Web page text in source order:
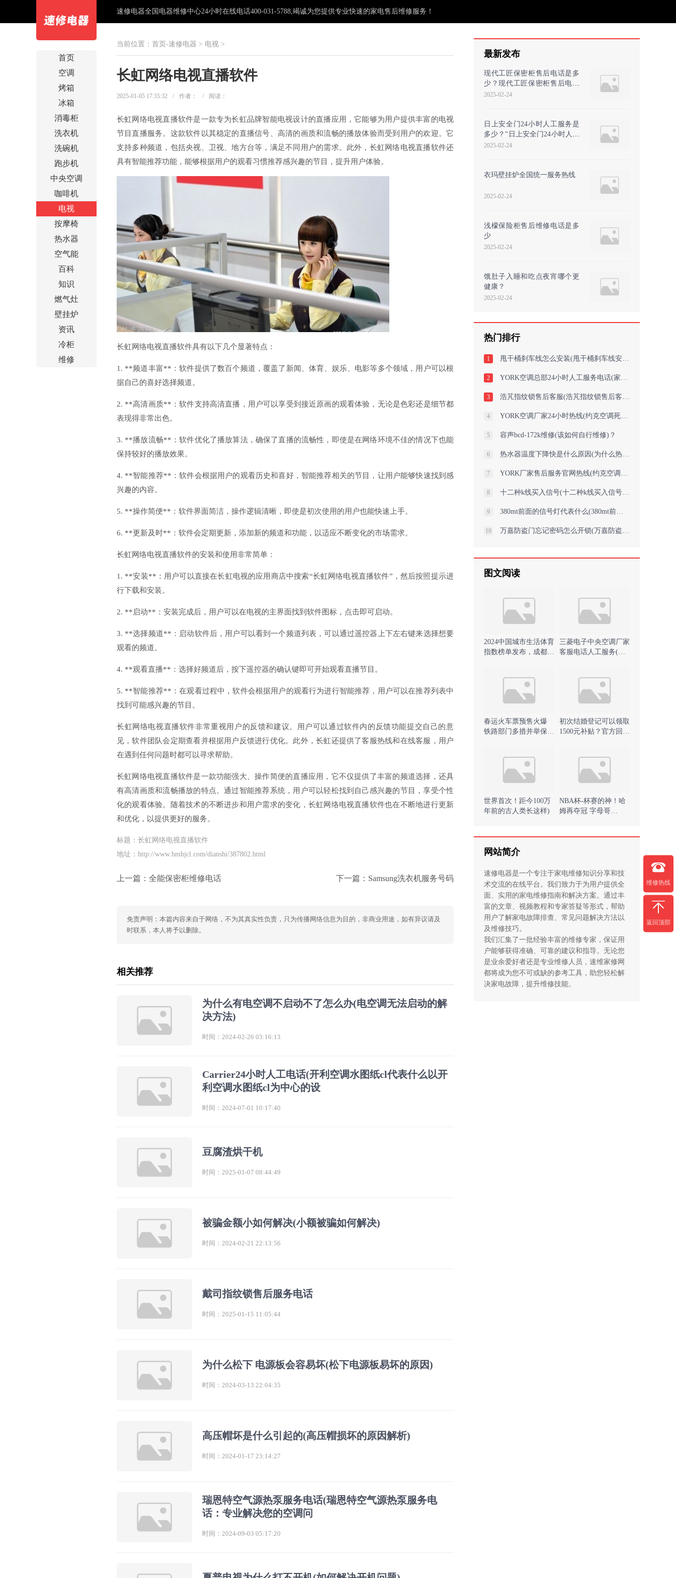
速修电器全国电器维修中心24小时在线电话400-031-5788,竭诚为您提供专业快速的家电售后维修服务！
首页
空调
烤箱
冰箱
消毒柜
洗衣机
洗碗机
跑步机
中央空调
咖啡机
电视
按摩椅
热水器
空气能
百科
知识
燃气灶
壁挂炉
资讯
冷柜
维修
当前位置： 首页-速修电器 > 电视 >
长虹网络电视直播软件
2025-01-05 17:35:32 / 作者： / 阅读：
长虹网络电视直播软件是一款专为长虹品牌智能电视设计的直播应用，它能够为用户提供丰富的电视
节目直播服务。这款软件以其稳定的直播信号、高清的画质和流畅的播放体验而受到用户的欢迎。它
支持多种频道，包括央视、卫视、地方台等，满足不同用户的需求。此外，长虹网络电视直播软件还
具有智能推荐功能，能够根据用户的观看习惯推荐感兴趣的节目，提升用户体验。
长虹网络电视直播软件具有以下几个显著特点：
1. **频道丰富**：软件提供了数百个频道，覆盖了新闻、体育、娱乐、电影等多个领域，用户可以根
据自己的喜好选择频道。
2. **高清画质**：软件支持高清直播，用户可以享受到接近原画的观看体验，无论是色彩还是细节都
表现得非常出色。
3. **播放流畅**：软件优化了播放算法，确保了直播的流畅性，即使是在网络环境不佳的情况下也能
保持较好的播放效果。
4. **智能推荐**：软件会根据用户的观看历史和喜好，智能推荐相关的节目，让用户能够快速找到感
兴趣的内容。
5. **操作简便**：软件界面简洁，操作逻辑清晰，即使是初次使用的用户也能快速上手。
6. **更新及时**：软件会定期更新，添加新的频道和功能，以适应不断变化的市场需求。
长虹网络电视直播软件的安装和使用非常简单：
1. **安装**：用户可以直接在长虹电视的应用商店中搜索“长虹网络电视直播软件”，然后按照提示进
行下载和安装。
2. **启动**：安装完成后，用户可以在电视的主界面找到软件图标，点击即可启动。
3. **选择频道**：启动软件后，用户可以看到一个频道列表，可以通过遥控器上下左右键来选择想要
观看的频道。
4. **观看直播**：选择好频道后，按下遥控器的确认键即可开始观看直播节目。
5. **智能推荐**：在观看过程中，软件会根据用户的观看行为进行智能推荐，用户可以在推荐列表中
找到可能感兴趣的节目。
长虹网络电视直播软件非常重视用户的反馈和建议。用户可以通过软件内的反馈功能提交自己的意
见，软件团队会定期查看并根据用户反馈进行优化。此外，长虹还提供了客服热线和在线客服，用户
在遇到任何问题时都可以寻求帮助。
长虹网络电视直播软件是一款功能强大、操作简便的直播应用，它不仅提供了丰富的频道选择，还具
有高清画质和流畅播放的特点。通过智能推荐系统，用户可以轻松找到自己感兴趣的节目，享受个性
化的观看体验。随着技术的不断进步和用户需求的变化，长虹网络电视直播软件也在不断地进行更新
和优化，以提供更好的服务。
标题：长虹网络电视直播软件
地址：http://www.hmhjcl.com/dianshi/387802.html
上一篇： 全能保密柜维修电话 下一篇： Samsung洗衣机服务号码
免责声明：本篇内容来自于网络，不为其真实性负责，只为传播网络信息为目的，非商业用途，如有异议请及
时联系，本人将予以删除。
相关推荐
为什么有电空调不启动不了怎么办(电空调无法启动的解
决方法)
时间：2024-02-26 03:16:13
Carrier24小时人工电话(开利空调水图纸cl代表什么以开
利空调水图纸cl为中心的设
时间：2024-07-01 10:17:40
豆腐渣烘干机
时间：2025-01-07 08:44:49
被骗金额小如何解决(小额被骗如何解决)
时间：2024-02-21 22:13:56
戴司指纹锁售后服务电话
时间：2025-01-15 11:05:44
为什么松下 电源板会容易坏(松下电源板易坏的原因)
时间：2024-03-13 22:04:35
高压帽坏是什么引起的(高压帽损坏的原因解析)
时间：2024-01-17 23:14:27
瑞恩特空气源热泵服务电话(瑞恩特空气源热泵服务电
话：专业解决您的空调问
时间：2024-09-03 05:17:20
最新发布
现代工匠保密柜售后电话是多
少？现代工匠保密柜售后电话
是多少？
2025-02-24
日上安全门24小时人工服务是
多少？“日上安全门24小时人工
服务费用如何计算
2025-02-24
衣玛壁挂炉全国统一服务热线
2025-02-24
浅檬保险柜售后维修电话是多
少
2025-02-24
饿肚子入睡和吃点夜宵哪个更
健康？
2025-02-24
热门排行
1 甩干桶刹车线怎么安装(甩干桶刹车线安装攻略)
2 YORK空调总部24小时人工服务电话(家用约克空调哪个品牌质量好又省电耐用如何
3 浩芃指纹锁售后客服(浩芃指纹锁售后客服：解决您的问题)
4 YORK空调厂家24小时热线(约克空调死机是什么原因约克空调死机：原因揭秘)
5 容声bcd-172k维修(该如何自行维修)？
6 热水器温度下降快是什么原因(为什么热水器温度下降快？)
7 YORK厂家售后服务官网热线(约克空调开机不制冷只送风可能的原因和解决方法
8 十二种k线买入信号(十二种k线买入信号解析)
9 380mt前面的信号灯代表什么(380mt前的信号灯：揭秘路况信息)
10 万嘉防盗门忘记密码怎么开锁(万嘉防盗门密码遗失故障排除指南)
图文阅读
2024中国城市生活体育
指数榜单发布，成都蝉
三菱电子中央空调厂家
客服电话人工服务(精
春运火车票预售火爆
铁路部门多措并举保障
初次结婚登记可以领取
1500元补贴？官方回
世界首次！距今100万
年前的古人类长这样)
NBA杯-杯赛的神！哈
姆再夺冠 字母哥
网站简介
速修电器是一个专注于家电维修知识分享和技
术交流的在线平台。我们致力于为用户提供全
面、实用的家电维修指南和解决方案。通过丰
富的文章、视频教程和专家答疑等形式，帮助
用户了解家电故障排查、常见问题解决方法以
及维修技巧。
我们汇集了一批经验丰富的维修专家，保证用
户能够获得准确、可靠的建议和指导。无论您
是业余爱好者还是专业维修人员，速维家修网
都将成为您不可或缺的参考工具，助您轻松解
决家电故障，提升维修技能。
维修热线
返回顶部